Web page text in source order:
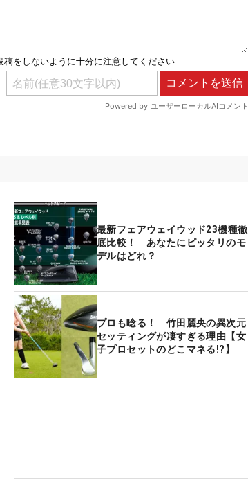
最新フェアウェイウッド23機種徹
底比較！ あなたにピッタリのモ
デルはどれ？
プロも唸る！ 竹田麗央の異次元
セッティングが凄すぎる理由【女
子プロセットのどこマネる!?】